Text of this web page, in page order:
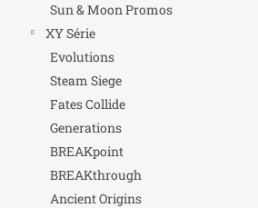
Sun & Moon Promos
XY Série
Evolutions
Steam Siege
Fates Collide
Generations
BREAKpoint
BREAKthrough
Ancient Origins